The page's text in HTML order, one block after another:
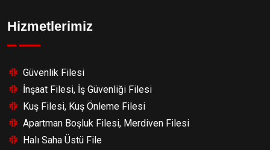
Hizmetlerimiz
Güvenlik Filesi
İnşaat Filesi, İş Güvenliği Filesi
Kuş Filesi, Kuş Önleme Filesi
Apartman Boşluk Filesi, Merdiven Filesi
Halı Saha Üstü File